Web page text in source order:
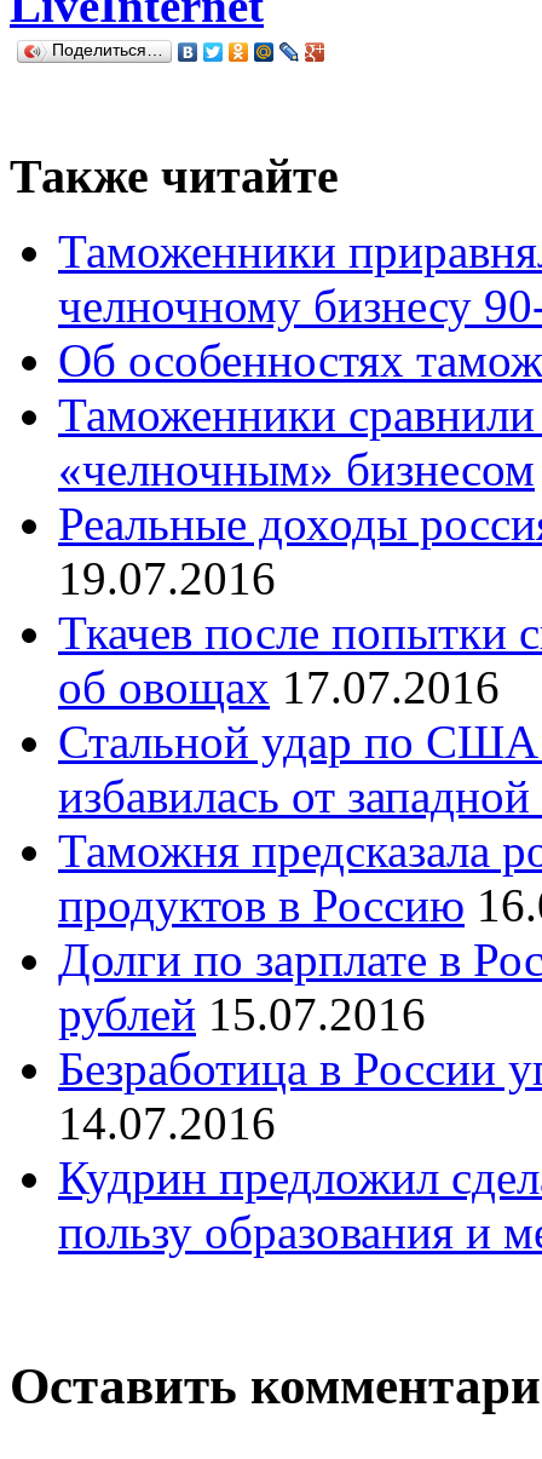
Поделиться…
Также читайте
Таможенники
челночному бизнесу
Об особенностях
Таможенники
«челночным» бизнесом
Реальные доходы
19.07.2016
Ткачев после попытки
об овощах 17.07.2016
Стальной удар по США:
избавилась от
Таможня предсказала
продуктов в Россию
Долги по зарплате в
рублей 15.07.2016
Безработица в России
14.07.2016
Кудрин предложил
пользу образования и
Оставить